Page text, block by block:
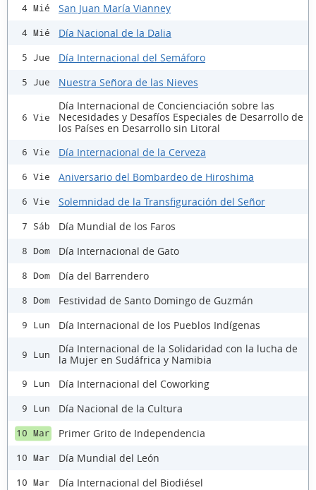
4 Mié San Juan María Vianney
4 Mié Día Nacional de la Dalia
5 Jue Día Internacional del Semáforo
5 Jue Nuestra Señora de las Nieves
6 Vie
Día Internacional de Concienciación sobre las
Necesidades y Desafíos Especiales de Desarrollo de
los Países en Desarrollo sin Litoral
6 Vie Día Internacional de la Cerveza
6 Vie Aniversario del Bombardeo de Hiroshima
6 Vie Solemnidad de la Transfiguración del Señor
7 Sáb Día Mundial de los Faros
8 Dom Día Internacional de Gato
8 Dom Día del Barrendero
8 Dom Festividad de Santo Domingo de Guzmán
9 Lun Día Internacional de los Pueblos Indígenas
9 Lun
Día Internacional de la Solidaridad con la lucha de
la Mujer en Sudáfrica y Namibia
9 Lun Día Internacional del Coworking
9 Lun Día Nacional de la Cultura
10 Mar Primer Grito de Independencia
10 Mar Día Mundial del León
10 Mar Día Internacional del Biodiésel